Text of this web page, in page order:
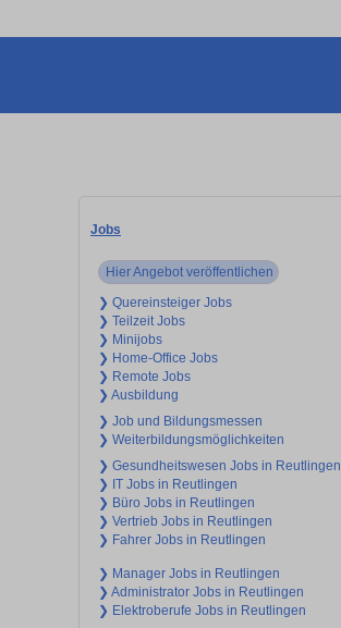
Jobs
Hier Angebot veröffentlichen
❯ Quereinsteiger Jobs
❯ Teilzeit Jobs
❯ Minijobs
❯ Home-Office Jobs
❯ Remote Jobs
❯ Ausbildung
❯ Job und Bildungsmessen
❯ Weiterbildungsmöglichkeiten
❯ Gesundheitswesen Jobs in Reutlingen
❯ IT Jobs in Reutlingen
❯ Büro Jobs in Reutlingen
❯ Vertrieb Jobs in Reutlingen
❯ Fahrer Jobs in Reutlingen
❯ Manager Jobs in Reutlingen
❯ Administrator Jobs in Reutlingen
❯ Elektroberufe Jobs in Reutlingen